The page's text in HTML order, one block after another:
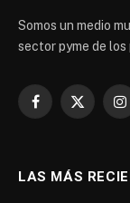
Somos un medio
sector pyme de
Facebook
X
LAS MÁS